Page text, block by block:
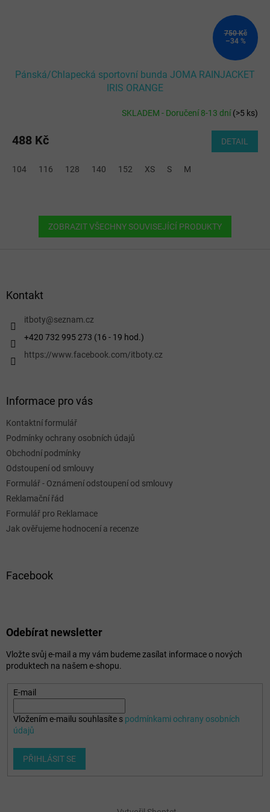
750 Kč
–34 %
Pánská/Chlapecká sportovní bunda JOMA RAINJACKET
IRIS ORANGE
SKLADEM - Doručení 8-13 dní(>5 ks)
488 Kč DETAIL
104 116 128 140 152 XS S M
ZOBRAZIT VŠECHNY SOUVISEJÍCÍ PRODUKTY
Kontakt
itboty@seznam.cz
+420 732 995 273 (16 - 19 hod.)
https://www.facebook.com/itboty.cz
Informace pro vás
Kontaktní formulář
Podmínky ochrany osobních údajů
Obchodní podmínky
Odstoupení od smlouvy
Formulář - Oznámení odstoupení od smlouvy
Reklamační řád
Formulář pro Reklamace
Jak ověřujeme hodnocení a recenze
Facebook
Odebírat newsletter
Vložte svůj e-mail a my vám budeme zasílat informace o nových
produktech na našem e-shopu.
E-mail
Vložením e-mailu souhlasíte s podmínkami ochrany osobních
údajů
PŘIHLÁSIT SE